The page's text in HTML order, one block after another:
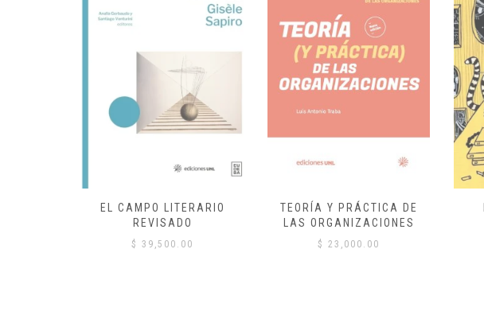
EL CAMPO LITERARIO
REVISADO
$ 39,500.00
TEORÍA Y PRÁCTICA DE
LAS ORGANIZACIONES
$ 23,000.00